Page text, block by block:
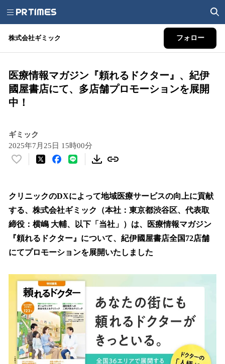
株式会社ギミック フォロー
医療情報マガジン『頼れるドクター』、紀伊
國屋書店にて、多店舗プロモーションを展開
中！
ギミック
2025年7月25日 15時00分
い
！
数
を
読
み
込
み
で
す
クリニックのDXによって地域医療サービスの向上に貢献
する、株式会社ギミック（本社：東京都渋谷区、代表取
締役：横嶋 大輔、以下「当社」）は、医療情報マガジン
『頼れるドクター』について、紀伊國屋書店全国72店舗
にてプロモーションを展開いたしました